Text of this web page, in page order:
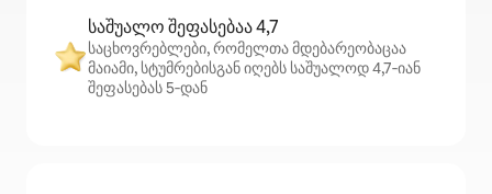
საშუალო შეფასებაა 4,7
საცხოვრებლები, რომელთა მდებარეობაცაა
მაიამი, სტუმრებისგან იღებს საშუალოდ 4,7‑იან
შეფასებას 5‑დან